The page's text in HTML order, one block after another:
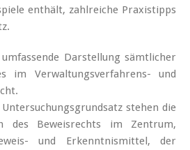
enthält, zahlreiche Praxistipps
Darstellung sämtlicher
im Verwaltungsverfahrens- und
stehen die
des Beweisrechts im Zentrum,
und Erkenntnismittel, der